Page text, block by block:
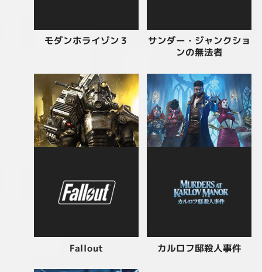
モダンホライゾン３ サンダー・ジャンクショ
ンの無法者
Fallout カルロフ邸殺人事件